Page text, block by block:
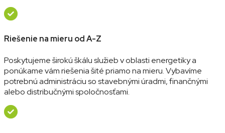
Riešenie na mieru od A-Z
Poskytujeme širokú škálu služieb v oblasti energetiky a
ponúkame vám riešenia šité priamo na mieru. Vybavíme
potrebnú administráciu so stavebnými úradmi, finančnými
alebo distribučnými spoločnosťami.